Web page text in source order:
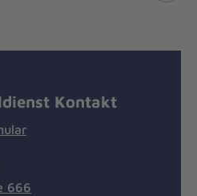
Kontakt
666